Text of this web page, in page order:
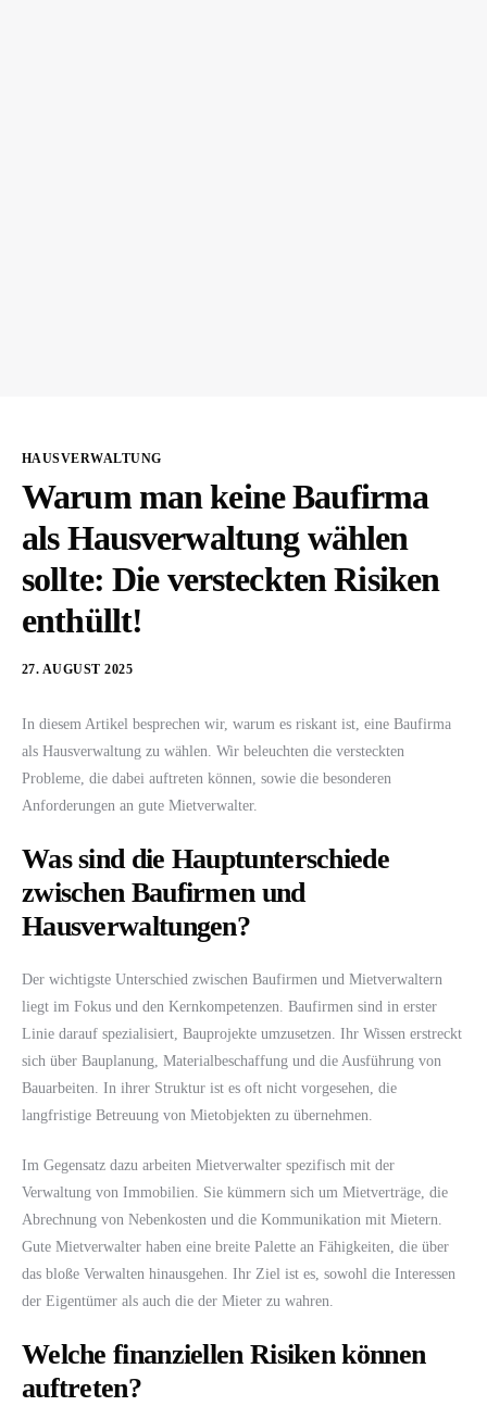
HAUSVERWALTUNG
Warum man keine Baufirma
als Hausverwaltung wählen
sollte: Die versteckten Risiken
enthüllt!
27. AUGUST 2025
In diesem Artikel besprechen wir, warum es riskant ist, eine Baufirma
als Hausverwaltung zu wählen. Wir beleuchten die versteckten
Probleme, die dabei auftreten können, sowie die besonderen
Anforderungen an gute Mietverwalter.
Was sind die Hauptunterschiede
zwischen Baufirmen und
Hausverwaltungen?
Der wichtigste Unterschied zwischen Baufirmen und Mietverwaltern
liegt im Fokus und den Kernkompetenzen. Baufirmen sind in erster
Linie darauf spezialisiert, Bauprojekte umzusetzen. Ihr Wissen erstreckt
sich über Bauplanung, Materialbeschaffung und die Ausführung von
Bauarbeiten. In ihrer Struktur ist es oft nicht vorgesehen, die
langfristige Betreuung von Mietobjekten zu übernehmen.
Im Gegensatz dazu arbeiten Mietverwalter spezifisch mit der
Verwaltung von Immobilien. Sie kümmern sich um Mietverträge, die
Abrechnung von Nebenkosten und die Kommunikation mit Mietern.
Gute Mietverwalter haben eine breite Palette an Fähigkeiten, die über
das bloße Verwalten hinausgehen. Ihr Ziel ist es, sowohl die Interessen
der Eigentümer als auch die der Mieter zu wahren.
Welche finanziellen Risiken können
auftreten?